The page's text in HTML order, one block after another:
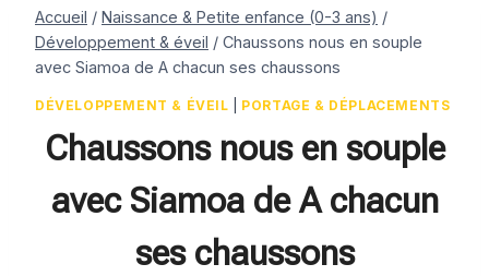
Accueil / Naissance & Petite enfance (0-3 ans) /
Développement & éveil / Chaussons nous en souple
avec Siamoa de A chacun ses chaussons
DÉVELOPPEMENT & ÉVEIL PORTAGE & DÉPLACEMENTS
Chaussons nous en souple
avec Siamoa de A chacun
ses chaussons